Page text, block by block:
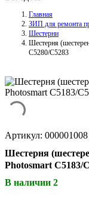
Главная
ЗИП для ремонта
Шестерни
Шестерня
С5280/С5283
Артикул: 000001008
Шестерня
Photosmart C5183/
В наличии 2